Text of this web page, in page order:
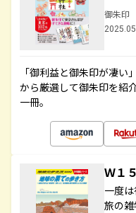
御朱印
「御利益と御朱印が凄
から厳選して御朱印を紹
一冊。
Ｗ１
一度
旅の